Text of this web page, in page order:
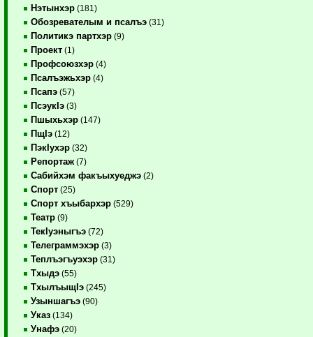
Нэтынхэр (181)
Обозревателым и псалъэ (31)
Политикэ партхэр (9)
Проект (1)
Профсоюзхэр (4)
Псалъэжьхэр (4)
Псапэ (57)
ПсэукIэ (3)
Пшыхьхэр (147)
ПщIэ (12)
ПэкIухэр (32)
Репортаж (7)
Сабийхэм факъыхуеджэ (2)
Спорт (25)
Спорт хъыбархэр (529)
Театр (9)
ТекIуэныгъэ (72)
Телеграммэхэр (3)
Теплъэгъуэхэр (31)
Тхыдэ (55)
ТхылъыщIэ (245)
Узыншагъэ (90)
Указ (134)
Унафэ (20)